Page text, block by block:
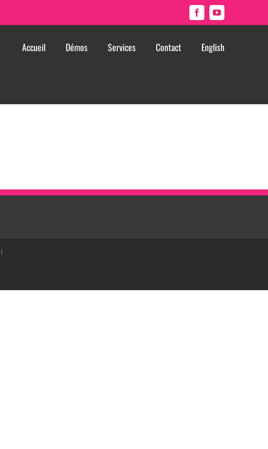
FacebookYouTube
Accueil Démos Services Contact English